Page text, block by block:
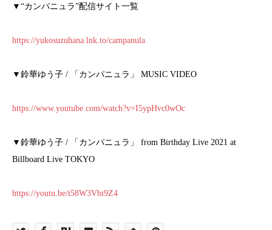
▼“カンパニュラ”配信サイト一覧
https://yukosuzuhana.lnk.to/campanula
▼鈴華ゆう子 / 「カンパニュラ」 MUSIC VIDEO
https://www.youtube.com/watch?v=I5ypHvc0wOc
▼鈴華ゆう子 / 「カンパニュラ」 from Birthday Live 2021 at
Billboard Live TOKYO
https://youtu.be/t58W3Vbi9Z4